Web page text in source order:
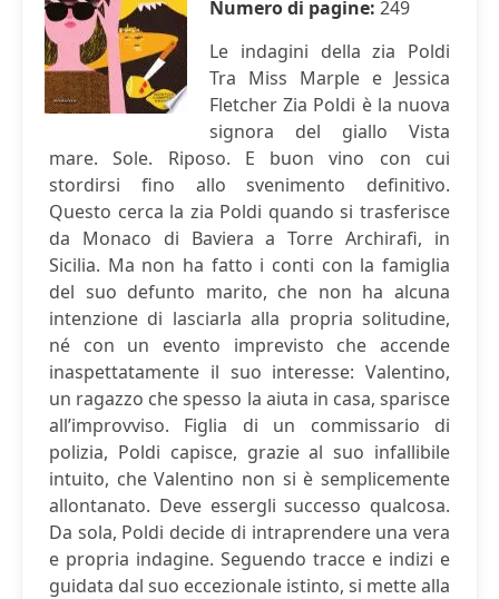
Numero di pagine: 249
Le indagini della zia Poldi
Tra Miss Marple e Jessica
Fletcher Zia Poldi è la nuova
signora del giallo Vista
mare. Sole. Riposo. E buon vino con cui
stordirsi fino allo svenimento definitivo.
Questo cerca la zia Poldi quando si trasferisce
da Monaco di Baviera a Torre Archirafi, in
Sicilia. Ma non ha fatto i conti con la famiglia
del suo defunto marito, che non ha alcuna
intenzione di lasciarla alla propria solitudine,
né con un evento imprevisto che accende
inaspettatamente il suo interesse: Valentino,
un ragazzo che spesso la aiuta in casa, sparisce
all’improvviso. Figlia di un commissario di
polizia, Poldi capisce, grazie al suo infallibile
intuito, che Valentino non si è semplicemente
allontanato. Deve essergli successo qualcosa.
Da sola, Poldi decide di intraprendere una vera
e propria indagine. Seguendo tracce e indizi e
guidata dal suo eccezionale istinto, si mette alla